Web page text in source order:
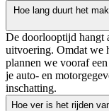
Hoe lang duurt het
De doorlooptijd hangt
uitvoering. Omdat we
plannen we vooraf
je auto- en
inschatting.
Hoe ver is het rijden